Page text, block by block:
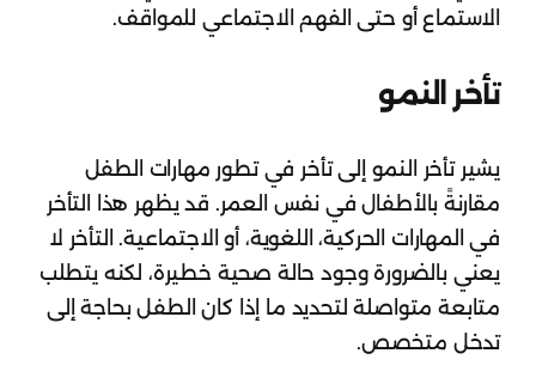
الاستماع أو حتى الفهم الاجتماعي للمواقف.
تأخر النمو
يشير تأخر النمو إلى تأخر في تطور مهارات الطفل
مقارنةً بالأطفال في نفس العمر. قد يظهر هذا التأخر
في المهارات الحركية، اللغوية، أو الاجتماعية. التأخر لا
يعني بالضرورة وجود حالة صحية خطيرة، لكنه يتطلب
متابعة متواصلة لتحديد ما إذا كان الطفل بحاجة إلى
تدخل متخصص.